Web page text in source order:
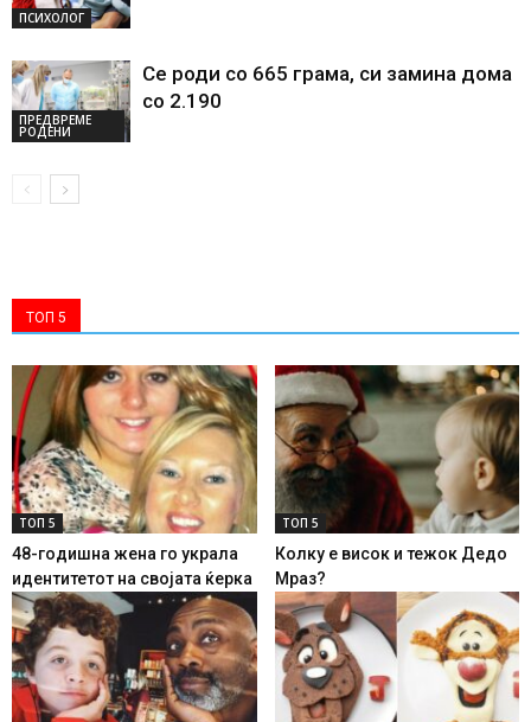
ПСИХОЛОГ
ПРЕДВРЕМЕ
РОДЕНИ
Се роди со 665 грама, си замина дома
со 2.190
ТОП 5
ТОП 5
48-годишна жена го украла
идентитетот на својата ќерка
ТОП 5
Колку е висок и тежок Дедо
Мраз?